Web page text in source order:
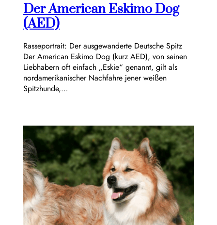
Der American Eskimo Dog
(AED)
Rasseportrait: Der ausgewanderte Deutsche Spitz
Der American Eskimo Dog (kurz AED), von seinen
Liebhabern oft einfach „Eskie“ genannt, gilt als
nordamerikanischer Nachfahre jener weißen
Spitzhunde,…